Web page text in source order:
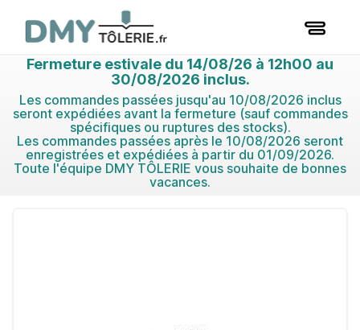
Fermeture estivale du 14/08/26 à 12h00 au
30/08/2026 inclus.
Les commandes passées jusqu'au 10/08/2026 inclus
seront expédiées avant la fermeture (sauf commandes
spécifiques ou ruptures des stocks).
Les commandes passées après le 10/08/2026 seront
enregistrées et expédiées à partir du 01/09/2026.
Toute l'équipe DMY TÔLERIE vous souhaite de bonnes
vacances.